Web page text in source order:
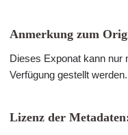
Anmerkung zum
Dieses Exponat kann nur
Verfügung gestellt werden.
Lizenz der